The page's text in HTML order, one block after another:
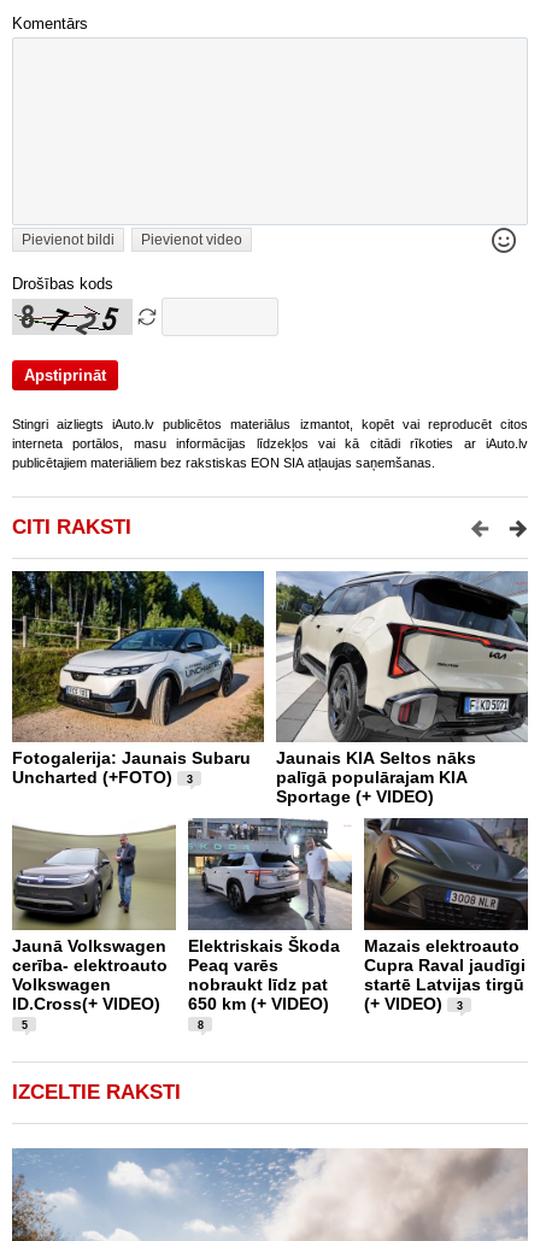
Komentārs
Pievienot bildi Pievienot video
Drošības kods
Stingri aizliegts iAuto.lv publicētos materiālus izmantot, kopēt vai reproducēt citos
interneta portālos, masu informācijas līdzekļos vai kā citādi rīkoties ar iAuto.lv
publicētajiem materiāliem bez rakstiskas EON SIA atļaujas saņemšanas.
CITI RAKSTI
Fotogalerija: Jaunais Subaru
Uncharted (+FOTO)
3
Jaunais KIA Seltos nāks
palīgā populārajam KIA
Sportage (+ VIDEO)
Jaunā Volkswagen
cerība- elektroauto
Volkswagen
ID.Cross(+ VIDEO)
5
Elektriskais Škoda
Peaq varēs
nobraukt līdz pat
650 km (+ VIDEO)
8
Mazais elektroauto
Cupra Raval jaudīgi
startē Latvijas tirgū
(+ VIDEO)
3
IZCELTIE RAKSTI